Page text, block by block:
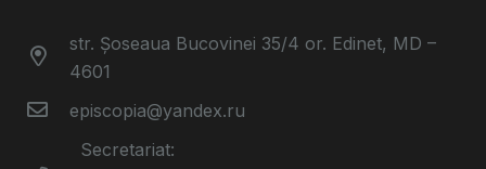
str. Șoseaua Bucovinei 35/4 or. Edinet, MD –
4601
episcopia@yandex.ru
Secretariat: